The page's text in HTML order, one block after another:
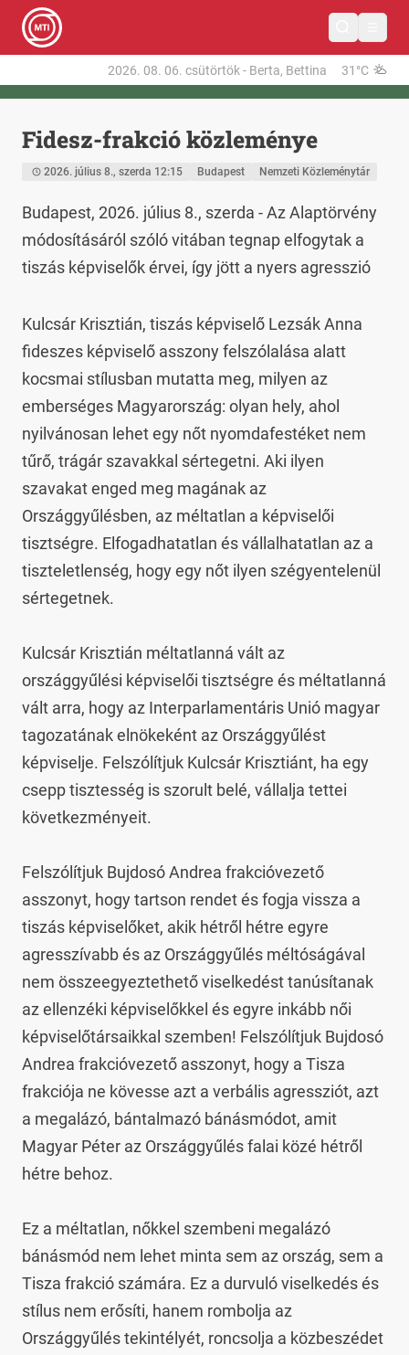
2026. 08. 06. csütörtök- Berta, Bettina 31°C
Fidesz-frakció közleménye
2026. július 8., szerda 12:15 Budapest Nemzeti Közleménytár
Budapest, 2026. július 8., szerda - Az Alaptörvény
módosításáról szóló vitában tegnap elfogytak a
tiszás képviselők érvei, így jött a nyers agresszió
Kulcsár Krisztián, tiszás képviselő Lezsák Anna
fideszes képviselő asszony felszólalása alatt
kocsmai stílusban mutatta meg, milyen az
emberséges Magyarország: olyan hely, ahol
nyilvánosan lehet egy nőt nyomdafestéket nem
tűrő, trágár szavakkal sértegetni. Aki ilyen
szavakat enged meg magának az
Országgyűlésben, az méltatlan a képviselői
tisztségre. Elfogadhatatlan és vállalhatatlan az a
tiszteletlenség, hogy egy nőt ilyen szégyentelenül
sértegetnek.
Kulcsár Krisztián méltatlanná vált az
országgyűlési képviselői tisztségre és méltatlanná
vált arra, hogy az Interparlamentáris Unió magyar
tagozatának elnökeként az Országgyűlést
képviselje. Felszólítjuk Kulcsár Krisztiánt, ha egy
csepp tisztesség is szorult belé, vállalja tettei
következményeit.
Felszólítjuk Bujdosó Andrea frakcióvezető
asszonyt, hogy tartson rendet és fogja vissza a
tiszás képviselőket, akik hétről hétre egyre
agresszívabb és az Országgyűlés méltóságával
nem összeegyeztethető viselkedést tanúsítanak
az ellenzéki képviselőkkel és egyre inkább női
képviselőtársaikkal szemben! Felszólítjuk Bujdosó
Andrea frakcióvezető asszonyt, hogy a Tisza
frakciója ne kövesse azt a verbális agressziót, azt
a megalázó, bántalmazó bánásmódot, amit
Magyar Péter az Országgyűlés falai közé hétről
hétre behoz.
Ez a méltatlan, nőkkel szembeni megalázó
bánásmód nem lehet minta sem az ország, sem a
Tisza frakció számára. Ez a durvuló viselkedés és
stílus nem erősíti, hanem rombolja az
Országgyűlés tekintélyét, roncsolja a közbeszédet